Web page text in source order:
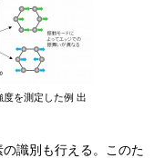
を測定した例 出
識別も行える。このた